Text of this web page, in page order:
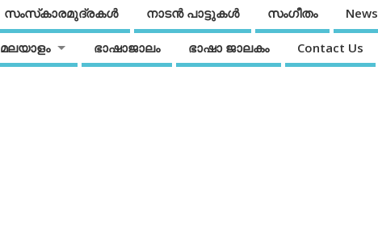
സംസ്‌കാരമുദ്രകള്‍ നാടന്‍ പാട്ടുകള്‍ സംഗീതം News
മലയാളം ഭാഷാജാലം ഭാഷാ ജാലകം Contact Us